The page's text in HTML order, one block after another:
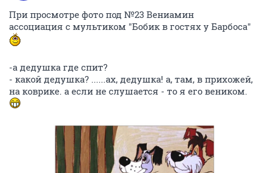
При просмотре фото под №23 Вениамин
ассоциация с мультиком "Бобик в гостях у Барбоса"
-а дедушка где спит?
- какой дедушка? ......ах, дедушка! а, там, в прихожей,
на коврике. а если не слушается - то я его веником.